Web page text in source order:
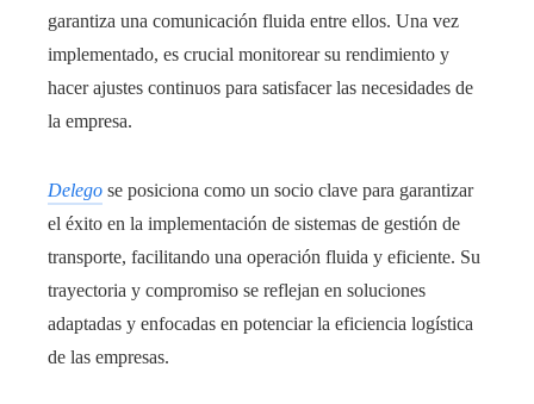
garantiza una comunicación fluida entre ellos. Una vez
implementado, es crucial monitorear su rendimiento y
hacer ajustes continuos para satisfacer las necesidades de
la empresa.
Delego se posiciona como un socio clave para garantizar
el éxito en la implementación de sistemas de gestión de
transporte, facilitando una operación fluida y eficiente. Su
trayectoria y compromiso se reflejan en soluciones
adaptadas y enfocadas en potenciar la eficiencia logística
de las empresas.